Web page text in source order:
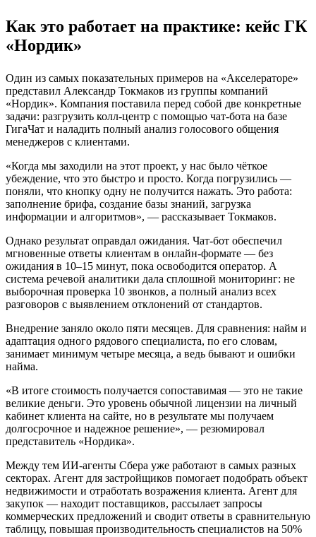
Как это работает на практике: кейс ГК
«Нордик»
Один из самых показательных примеров на «Акселераторе»
представил Александр Токмаков из группы компаний
«Нордик». Компания поставила перед собой две конкретные
задачи: разгрузить колл-центр с помощью чат-бота на базе
ГигаЧат и наладить полный анализ голосового общения
менеджеров с клиентами.
«Когда мы заходили на этот проект, у нас было чёткое
убеждение, что это быстро и просто. Когда погрузились —
поняли, что кнопку одну не получится нажать. Это работа:
заполнение брифа, создание базы знаний, загрузка
информации и алгоритмов», — рассказывает Токмаков.
Однако результат оправдал ожидания. Чат-бот обеспечил
мгновенные ответы клиентам в онлайн-формате — без
ожидания в 10–15 минут, пока освободится оператор. А
система речевой аналитики дала сплошной мониторинг: не
выборочная проверка 10 звонков, а полный анализ всех
разговоров с выявлением отклонений от стандартов.
Внедрение заняло около пяти месяцев. Для сравнения: найм и
адаптация одного рядового специалиста, по его словам,
занимает минимум четыре месяца, а ведь бывают и ошибки
найма.
«В итоге стоимость получается сопоставимая — это не такие
великие деньги. Это уровень обычной лицензии на личный
кабинет клиента на сайте, но в результате мы получаем
долгосрочное и надежное решение», — резюмировал
представитель «Нордика».
Между тем ИИ-агенты Сбера уже работают в самых разных
секторах. Агент для застройщиков помогает подобрать объект
недвижимости и отработать возражения клиента. Агент для
закупок — находит поставщиков, рассылает запросы
коммерческих предложений и сводит ответы в сравнительную
таблицу, повышая производительность специалистов на 50%